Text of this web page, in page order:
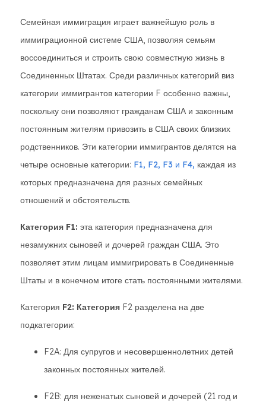
Семейная иммиграция играет важнейшую роль в
иммиграционной системе США, позволяя семьям
воссоединиться и строить свою совместную жизнь в
Соединенных Штатах. Среди различных категорий виз
категории иммигрантов категории F особенно важны,
поскольку они позволяют гражданам США и законным
постоянным жителям привозить в США своих близких
родственников. Эти категории иммигрантов делятся на
четыре основные категории: F1, F2, F3 и F4, каждая из
которых предназначена для разных семейных
отношений и обстоятельств.
Категория F1: эта категория предназначена для
незамужних сыновей и дочерей граждан США. Это
позволяет этим лицам иммигрировать в Соединенные
Штаты и в конечном итоге стать постоянными жителями.
Категория F2: Категория F2 разделена на две
подкатегории:
F2A: Для супругов и несовершеннолетних детей
законных постоянных жителей.
F2B: для неженатых сыновей и дочерей (21 год и